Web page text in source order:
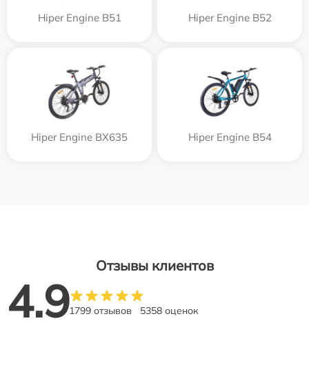
Hiper Engine B51 Hiper Engine B52
Hiper Engine BX635 Hiper Engine B54
Отзывы клиентов
4.91799 отзывов 5358 оценок